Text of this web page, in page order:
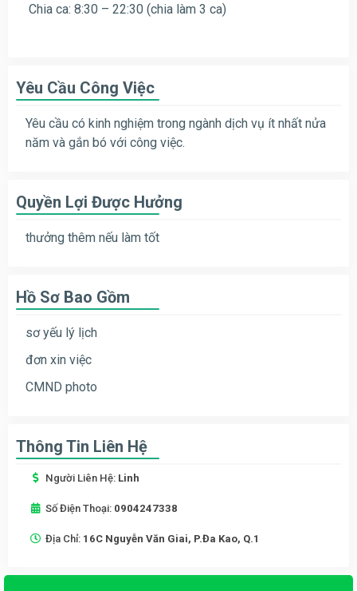
Chia ca: 8:30 – 22:30 (chia làm 3 ca)
Yêu Cầu Công Việc
Yêu cầu có kinh nghiệm trong ngành dịch vụ ít nhất nửa
năm và gắn bó với công việc.
Quyền Lợi Được Hưởng
thưởng thêm nếu làm tốt
Hồ Sơ Bao Gồm
sơ yếu lý lịch
đơn xin việc
CMND photo
Thông Tin Liên Hệ
Người Liên Hệ: Linh
Số Điện Thoại: 0904247338
Địa Chỉ: 16C Nguyễn Văn Giai, P.Đa Kao, Q.1